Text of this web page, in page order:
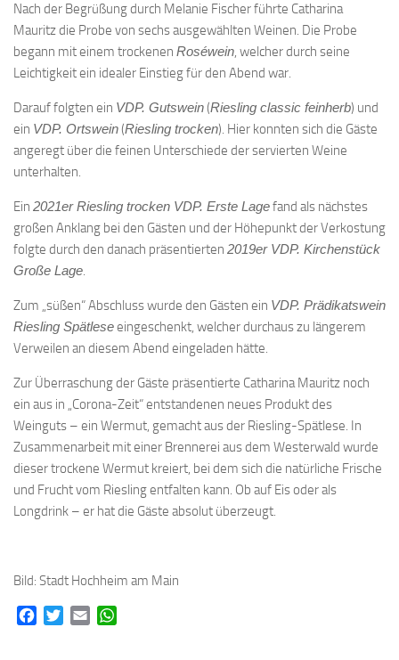
Nach der Begrüßung durch Melanie Fischer führte Catharina
Mauritz die Probe von sechs ausgewählten Weinen. Die Probe
begann mit einem trockenen Roséwein, welcher durch seine
Leichtigkeit ein idealer Einstieg für den Abend war.
Darauf folgten ein VDP. Gutswein(Riesling classic feinherb) und
ein VDP. Ortswein(Riesling trocken). Hier konnten sich die Gäste
angeregt über die feinen Unterschiede der servierten Weine
unterhalten.
Ein 2021er Riesling trocken VDP. Erste Lagefand als nächstes
großen Anklang bei den Gästen und der Höhepunkt der Verkostung
folgte durch den danach präsentierten 2019er VDP. Kirchenstück
Große Lage.
Zum „süßen“ Abschluss wurde den Gästen ein VDP. Prädikatswein
Riesling Spätleseeingeschenkt, welcher durchaus zu längerem
Verweilen an diesem Abend eingeladen hätte.
Zur Überraschung der Gäste präsentierte Catharina Mauritz noch
ein aus in „Corona-Zeit“ entstandenen neues Produkt des
Weinguts – ein Wermut, gemacht aus der Riesling-Spätlese. In
Zusammenarbeit mit einer Brennerei aus dem Westerwald wurde
dieser trockene Wermut kreiert, bei dem sich die natürliche Frische
und Frucht vom Riesling entfalten kann. Ob auf Eis oder als
Longdrink – er hat die Gäste absolut überzeugt.
Bild: Stadt Hochheim am Main
FacebookTwitterEmail